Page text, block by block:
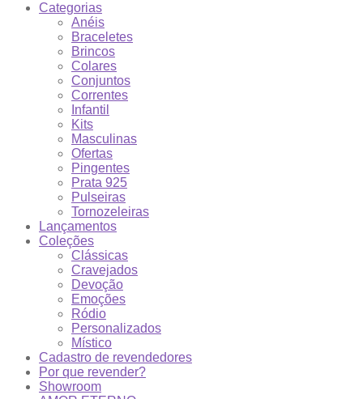
Categorias
Anéis
Braceletes
Brincos
Colares
Conjuntos
Correntes
Infantil
Kits
Masculinas
Ofertas
Pingentes
Prata 925
Pulseiras
Tornozeleiras
Lançamentos
Coleções
Clássicas
Cravejados
Devoção
Emoções
Ródio
Personalizados
Místico
Cadastro de revendedores
Por que revender?
Showroom